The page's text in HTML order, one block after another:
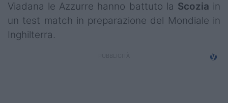
Super Rugby
Rugby in TV
Viadana le Azzurre hanno battuto la Scozia in
un test match in preparazione del Mondiale in
Inghilterra.